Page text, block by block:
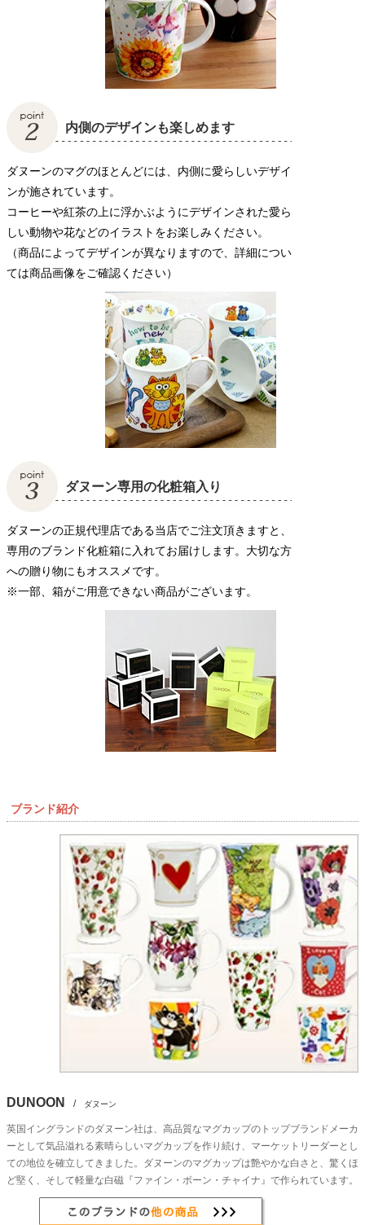
内側のデザインも楽しめます
ダヌーンのマグのほとんどには、内側に愛らしいデザイ
ンが施されています。
コーヒーや紅茶の上に浮かぶようにデザインされた愛ら
しい動物や花などのイラストをお楽しみください。
（商品によってデザインが異なりますので、詳細につい
ては商品画像をご確認ください）
ダヌーン専用の化粧箱入り
ダヌーンの正規代理店である当店でご注文頂きますと、
専用のブランド化粧箱に入れてお届けします。大切な方
への贈り物にもオススメです。
※一部、箱がご用意できない商品がございます。
ブランド紹介
DUNOON / ダヌーン
英国イングランドのダヌーン社は、高品質なマグカップのトップブランドメーカ
ーとして気品溢れる素晴らしいマグカップを作り続け、マーケットリーダーとし
ての地位を確立してきました。ダヌーンのマグカップは艶やかな白さと、驚くほ
ど堅く、そして軽量な白磁『ファイン・ボーン・チャイナ』で作られています。